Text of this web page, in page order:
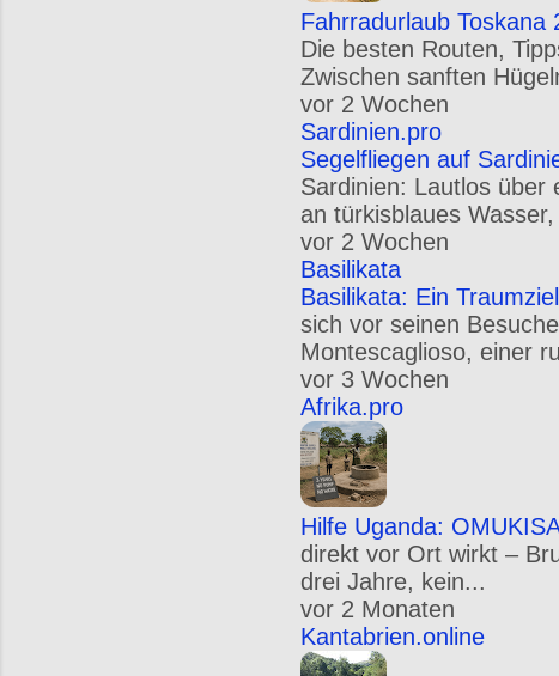
Fahrradurlaub Toskana
Die besten Routen,
Zwischen sanften
vor 2 Wochen
Sardinien.pro
Segelfliegen auf
Sardinien: Lautlos über
an türkisblaues
vor 2 Wochen
Basilikata
Basilikata: Ein
sich vor seinen
Montescaglioso, einer
vor 3 Wochen
Afrika.pro
Hilfe Uganda:
direkt vor Ort wirkt –
drei Jahre, kein...
vor 2 Monaten
Kantabrien.online